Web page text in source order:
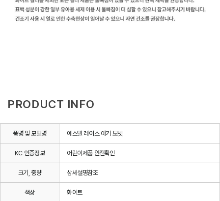
PRODUCT INFO
품명 및 모델명 에스텔 레이스 아기 보넷
KC 인증정보 어린이제품 안전확인
크기, 중량 상세설명참조
색상 화이트